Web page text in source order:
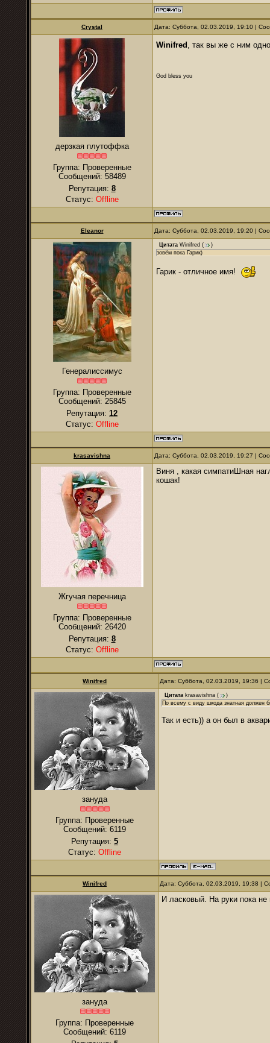
Crystal Дата: Суббота, 02.03.2019, 19:10 |
дерзкая плутоффка
Группа: Проверенные
Сообщений: 58489
Репутация: 8
Статус: Offline
Winifred , так вы же с ним
God bless you
Eleanor Дата: Суббота, 02.03.2019, 19:20 |
Генералиссимус
Группа: Проверенные
Сообщений: 25845
Репутация: 12
Статус: Offline
Цитата Winifred (
)
зовём пока Гарик)
Гарик - отличное имя!
krasavishna Дата: Суббота, 02.03.2019, 19:27 |
Жгучая перечница
Группа: Проверенные
Сообщений: 26420
Репутация: 8
Статус: Offline
Виня , какая симпатиШная
кошак!
Winifred Дата: Суббота, 02.03.2019, 19:36 |
зануда
Группа: Проверенные
Сообщений: 6119
Репутация: 5
Статус: Offline
Цитата krasavishna (
)
По всему с виду шкода знатная должен
Так и есть)) а он был в
Winifred Дата: Суббота, 02.03.2019, 19:38 |
зануда
Группа: Проверенные
Сообщений: 6119
И ласковый. На руки пока не